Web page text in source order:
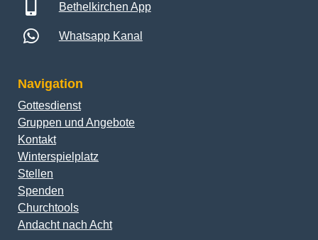
Bethelkirchen App
Whatsapp Kanal
Navigation
Gottesdienst
Gruppen und Angebote
Kontakt
Winterspielplatz
Stellen
Spenden
Churchtools
Andacht nach Acht